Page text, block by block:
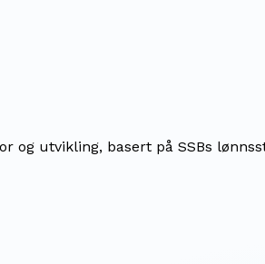
og utvikling, basert på SSBs